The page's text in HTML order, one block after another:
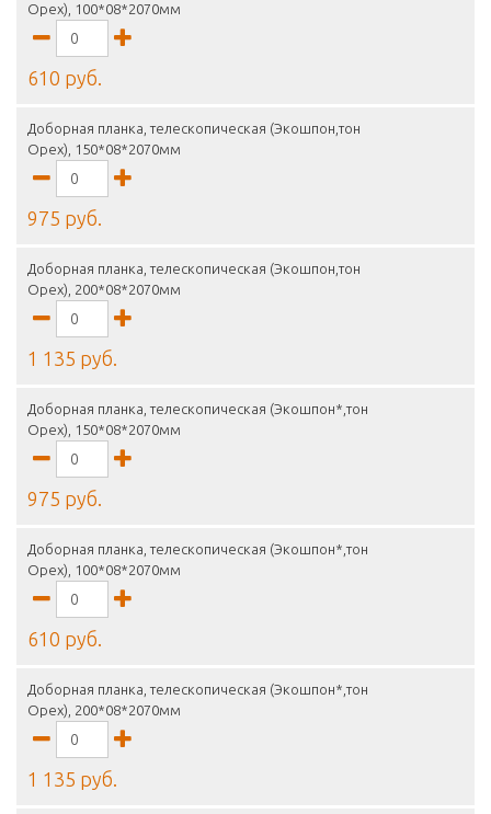
Орех), 100*08*2070мм
610 руб.
Доборная планка, телескопическая (Экошпон,тон
Орех), 150*08*2070мм
975 руб.
Доборная планка, телескопическая (Экошпон,тон
Орех), 200*08*2070мм
1 135 руб.
Доборная планка, телескопическая (Экошпон*,тон
Орех), 150*08*2070мм
975 руб.
Доборная планка, телескопическая (Экошпон*,тон
Орех), 100*08*2070мм
610 руб.
Доборная планка, телескопическая (Экошпон*,тон
Орех), 200*08*2070мм
1 135 руб.